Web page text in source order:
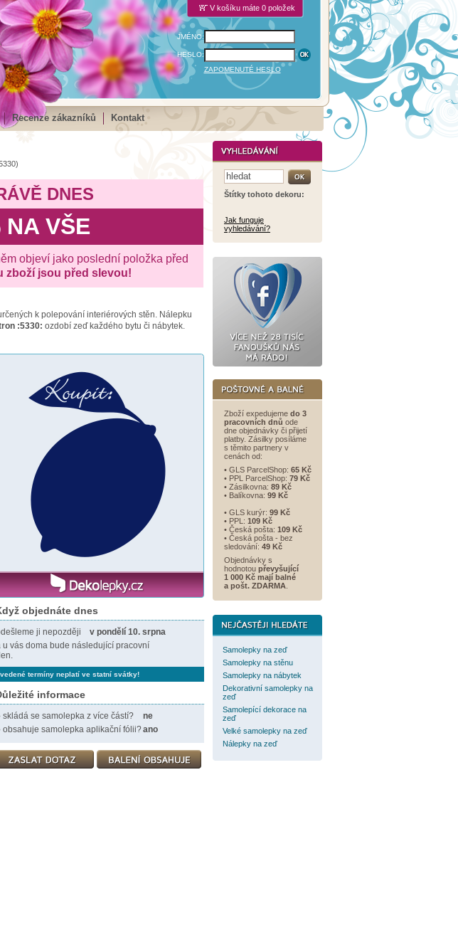
V košíku máte 0 položek
JMÉNO:
HESLO:
ZAPOMENUTÉ HESLO
Recenze zákazníků Kontakt
DNES
NA VŠE
objeví jako poslední položka před
zboží jsou před slevou!
k polepování interiérových stěn. Nálepku
:5330: ozdobí zeď každého bytu či nábytek.
objednáte dnes
ji nepozději
v pondělí 10. srpna
u vás doma bude následující pracovní
termíny neplatí ve statní svátky!
informace
skládá se samolepka z více částí?
ne
obsahuje samolepka aplikační fólii?ano
Štítky tohoto dekoru:
Jak funguje
vyhledávání?
Zboží expedujeme do 3
pracovních dnů ode
dne objednávky či přijetí
platby. Zásilky posíláme
s těmito partnery v
cenách od:
• GLS ParcelShop: 65 Kč
• PPL ParcelShop: 79 Kč
• Zásilkovna: 89 Kč
• Balíkovna: 99 Kč
• GLS kurýr: 99 Kč
• PPL: 109 Kč
• Česká pošta: 109 Kč
• Česká pošta - bez
sledování: 49 Kč
Objednávky s
hodnotou převyšující
1 000 Kč mají balné
a pošt. ZDARMA
Samolepky na zeď
Samolepky na stěnu
Samolepky na nábytek
Dekorativní samolepky na
zeď
Samolepící dekorace na
zeď
Velké samolepky na zeď
Nálepky na zeď